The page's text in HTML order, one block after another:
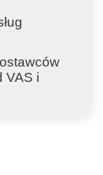
VAS i